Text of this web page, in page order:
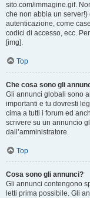
sito.com/immagine.gif.
che non abbia un
autenticazione, come
codici di accesso, ecc.
[img].
Top
Che cosa sono gli
Gli annunci globali sono
importanti e tu dovresti
cima a tutti i forum ed
scrivere su un annuncio
dall’amministratore.
Top
Cosa sono gli annunci?
Gli annunci contengono
letti prima possibile. Gli